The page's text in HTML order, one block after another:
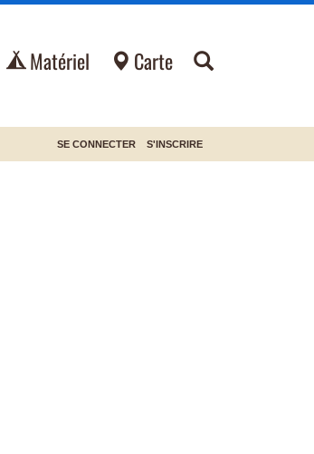
Matériel Carte
SE CONNECTER S'INSCRIRE